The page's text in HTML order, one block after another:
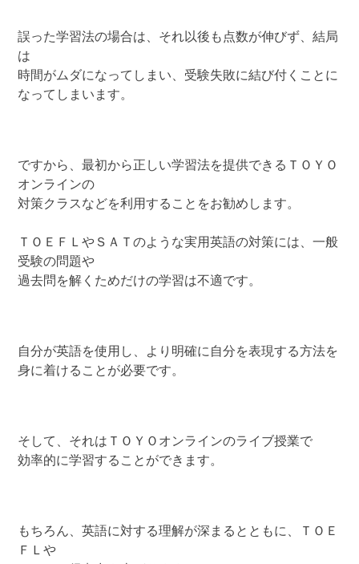
誤った学習法の場合は、それ以後も点数が伸びず、結局
は
時間がムダになってしまい、受験失敗に結び付くことに
なってしまいます。
ですから、最初から正しい学習法を提供できるＴＯＹＯ
オンラインの
対策クラスなどを利用することをお勧めします。
ＴＯＥＦＬやＳＡＴのような実用英語の対策には、一般
受験の問題や
過去問を解くためだけの学習は不適です。
自分が英語を使用し、より明確に自分を表現する方法を
身に着けることが必要です。
そして、それはＴＯＹＯオンラインのライブ授業で
効率的に学習することができます。
もちろん、英語に対する理解が深まるとともに、ＴＯＥ
ＦＬや